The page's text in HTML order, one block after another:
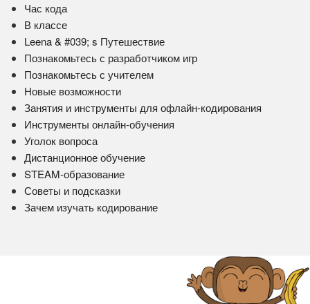
Час кода
В классе
Leena & #039; s Путешествие
Познакомьтесь с разработчиком игр
Познакомьтесь с учителем
Новые возможности
Занятия и инструменты для офлайн-кодирования
Инструменты онлайн-обучения
Уголок вопроса
Дистанционное обучение
STEAM-образование
Советы и подсказки
Зачем изучать кодирование